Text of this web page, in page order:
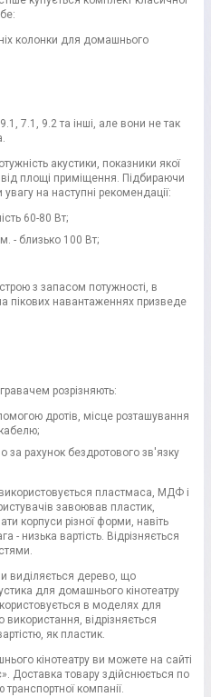
колонки для домашнього
7.1, 9.2 та інші, але вони не так
акустики, показники якої
площі приміщення. Підбираючи
на наступні рекомендації:
60-80 Вт;
- близько 100 Вт;
з запасом потужності, в
пікових навантаженнях призведе
розрізняють:
дротів, місце розташування
за рахунок бездротового зв'язку
пластмаса, МДФ і
завоював пластик,
корпуси різної форми, навіть
- низька вартість. Відрізняється
виділяється дерево, що
для домашнього кінотеатру
в моделях для
відрізняється
як пластик.
кінотеатру ви можете на сайті
Доставка товару здійснюється по
транспортної компанії.